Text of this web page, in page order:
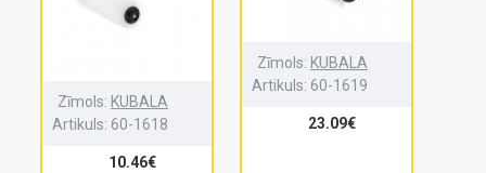
Zīmols: KUBALA
Artikuls: 60-1618
10.46€
Zīmols: KUBALA
Artikuls: 60-1619
23.09€